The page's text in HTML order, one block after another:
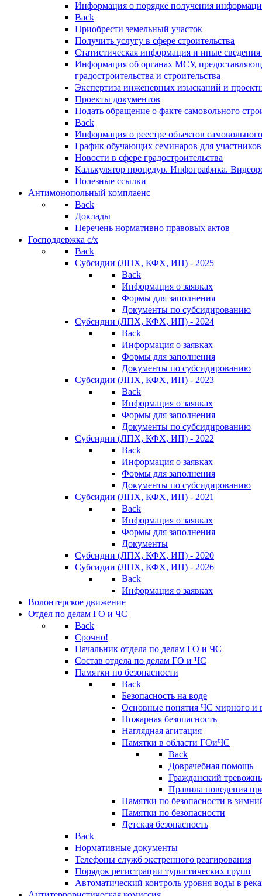
Информация о порядке получения
Back
Приобрести земельный участок
Получить услугу в сфере строительства
Статистическая информация и иные сведения
Информация об органах МСУ,
градостроительства и строительства
Экспертиза инженерных изысканий и
Проекты документов
Подать обращение о факте самовольного
Back
Информация о реестре объектов
График обучающих семинаров для участников
Новости в сфере градостроительства
Калькулятор процедур. Инфографика.
Полезные ссылки
Антимонопольный комплаенс
Back
Доклады
Перечень нормативно правовых актов
Господдержка с/х
Back
Субсидии (ЛПХ, КФХ, ИП) - 2025
Back
Информация о заявках
Формы для заполнения
Документы по субсидированию
Субсидии (ЛПХ, КФХ, ИП) - 2024
Back
Информация о заявках
Формы для заполнения
Документы по субсидированию
Субсидии (ЛПХ, КФХ, ИП) - 2023
Back
Информация о заявках
Формы для заполнения
Документы по субсидированию
Субсидии (ЛПХ, КФХ, ИП) - 2022
Back
Информация о заявках
Формы для заполнения
Документы по субсидированию
Субсидии (ЛПХ, КФХ, ИП) - 2021
Back
Информация о заявках
Формы для заполнения
Документы
Субсидии (ЛПХ, КФХ, ИП) - 2020
Субсидии (ЛПХ, КФХ, ИП) - 2026
Back
Информация о заявках
Волонтерское движение
Отдел по делам ГО и ЧС
Back
Срочно!
Начальник отдела по делам ГО и ЧС
Состав отдела по делам ГО и ЧС
Памятки по безопасности
Back
Безопасность на воде
Основные понятия ЧС мирного и
Пожарная безопасность
Наглядная агитация
Памятки в области ГОиЧС
Back
Доврачебная помощь
Гражданский
Правила поведения
Памятки по безопасности в
Памятки по безопасности
Детская безопасность
Back
Нормативные документы
Телефоны служб экстренного реагирования
Порядок регистрации туристических групп
Автоматический контроль уровня воды в